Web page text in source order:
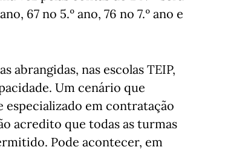
67 no 5.º ano, 76 no 7.º ano e
nas escolas TEIP,
Um cenário que
em contratação
acredito que todas as turmas
Pode acontecer, em